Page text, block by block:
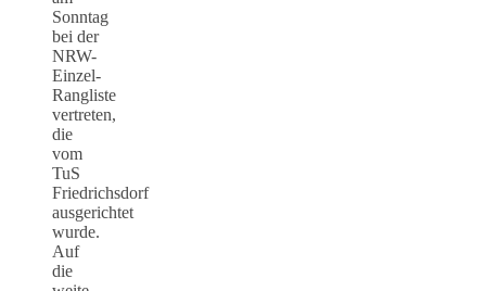
Sonntag
bei der
NRW-
Einzel-
Rangliste
vertreten,
die
vom
TuS
Friedrichsdorf
ausgerichtet
wurde.
Auf
die